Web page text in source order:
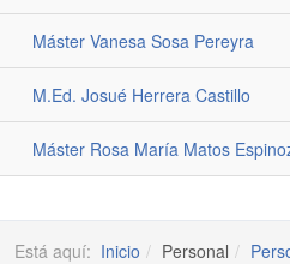
Máster Vanesa Sosa Pereyra
M.Ed. Josué Herrera Castillo
Máster Rosa María Matos
Está aquí: Inicio Personal